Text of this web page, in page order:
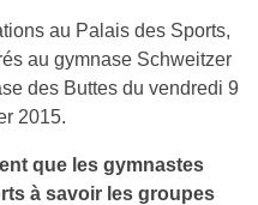
au Palais des Sports,
au gymnase Schweitzer
des Buttes du vendredi 9
2015.
que les gymnastes
à savoir les groupes